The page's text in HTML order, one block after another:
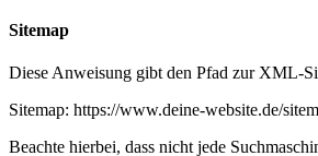
Sitemap
Diese Anweisung gibt den Pfad zur XML-
Sitemap: https://www.deine-website.de/
Beachte hierbei, dass nicht jede